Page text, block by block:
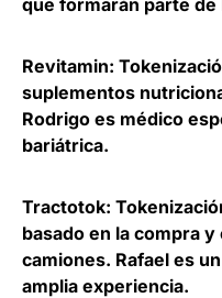
Revitamin:
suplementos
Rodrigo es médico
bariátrica.
Tractotok:
basado en la compra
camiones. Rafael es
amplia experiencia.